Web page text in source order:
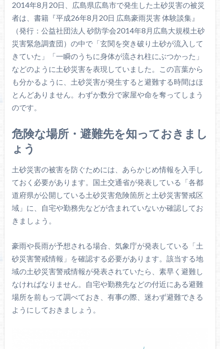
2014年8月20日、広島県広島市で発生した土砂災害の被災
者は、書籍『平成26年8月20日 広島豪雨災害 体験談集』
（発行：公益社団法人 砂防学会2014年8月広島大規模土砂
災害緊急調査団）の中で「玄関を突き破り土砂が流入して
きていた」「一瞬のうちに身体が流され柱にぶつかった」
などのように土砂災害を表現していました。この言葉から
も分かるように、土砂災害が発生すると避難する時間はほ
とんどありません。わずか数分で家屋や命を奪ってしまう
のです。
危険な場所・避難先を知っておきまし
ょう
土砂災害の被害を防ぐためには、あらかじめ情報を入手し
ておく必要があります。国土交通省が発表している「各都
道府県が公開している土砂災害危険箇所と土砂災害警戒区
域」に、自宅や勤務先などが含まれていないか確認してお
きましょう。
豪雨や長雨が予想される場合、気象庁が発表している「土
砂災害警戒情報」を確認する必要があります。該当する地
域の土砂災害警戒情報が発表されていたら、素早く避難し
なければなりません。自宅や勤務先などの付近にある避難
場所を前もって調べておき、有事の際、迷わず避難できる
ようにしておきましょう。